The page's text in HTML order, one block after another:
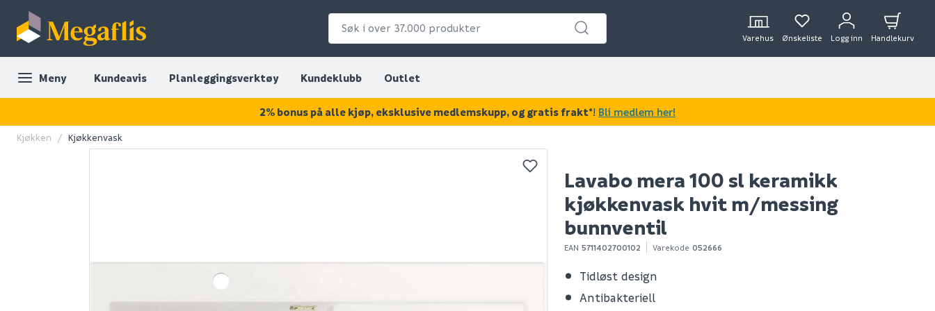
Varehus Ønskeliste Logg inn Handlekurv
Meny Kundeavis Planleggingsverktøy Kundeklubb Outlet
KAN DISSE VÆRE AV INTERESSE?
Kjøkken Kjøkkenvask
Lavabo mera 100 sl keramikk
kjøkkenvask hvit m/messing
bunnventil
EAN 5711402700102 Varekode 052666
Tidløst design
Antibakteriell
2% bonus på alle kjøp, eksklusive medlemskupp, og gratis frakt*! Bli medlem her!